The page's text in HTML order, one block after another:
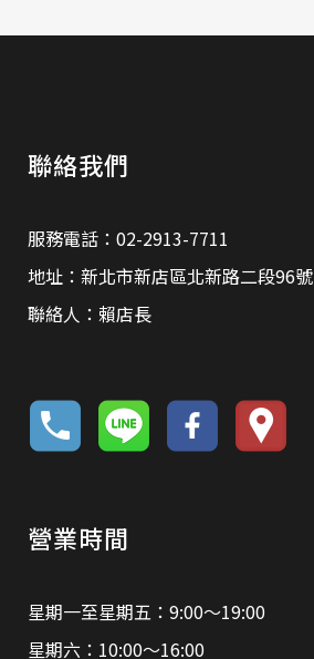
聯絡我們
服務電話：02-2913-7711
地址：新北市新店區北新路二段96號
聯絡人：賴店長
營業時間
星期一至星期五：9:00～19:00
星期六：10:00～16:00